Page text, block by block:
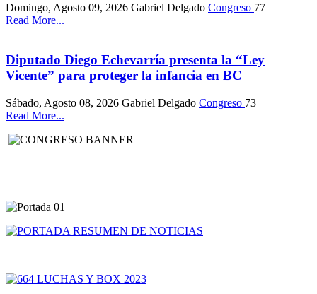
Domingo, Agosto 09, 2026 Gabriel Delgado Congreso 77
Read More...
Diputado Diego Echevarría presenta la “Ley
Vicente” para proteger la infancia en BC
Sábado, Agosto 08, 2026 Gabriel Delgado Congreso 73
Read More...